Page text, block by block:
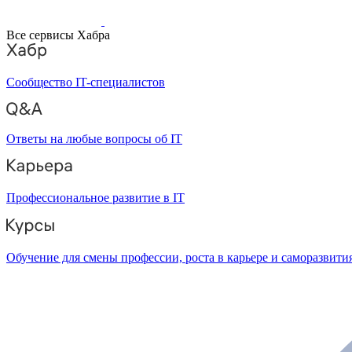
Все сервисы Хабра
Сообщество IT-специалистов
Ответы на любые вопросы об IT
Профессиональное развитие в IT
Обучение для смены профессии, роста в карьере и